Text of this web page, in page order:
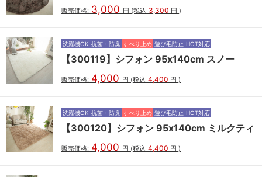
販売価格: 3,000 円 (税込 3,300 円 )
洗濯機OK 抗菌・防臭 すべり止め 遊び毛防止 HOT対応
【300119】シフォン 95x140cm スノー
販売価格: 4,000 円 (税込 4,400 円 )
洗濯機OK 抗菌・防臭 すべり止め 遊び毛防止 HOT対応
【300120】シフォン 95x140cm ミルクティ
販売価格: 4,000 円 (税込 4,400 円 )